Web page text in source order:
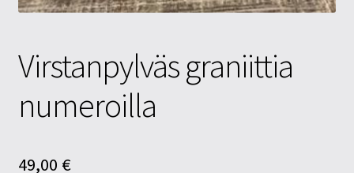
Virstanpylväs graniittia
numeroilla
49,00 €